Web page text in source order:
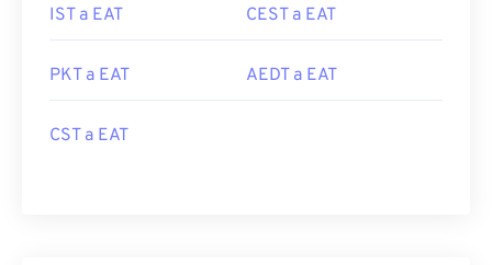
IST a EAT CEST a EAT
PKT a EAT AEDT a EAT
CST a EAT